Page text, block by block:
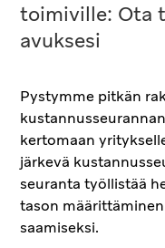
toimiville: Ota
avuksesi
Pystymme pitkän
kertomaan
järkevä
seuranta työllistää
tason
saamiseksi.